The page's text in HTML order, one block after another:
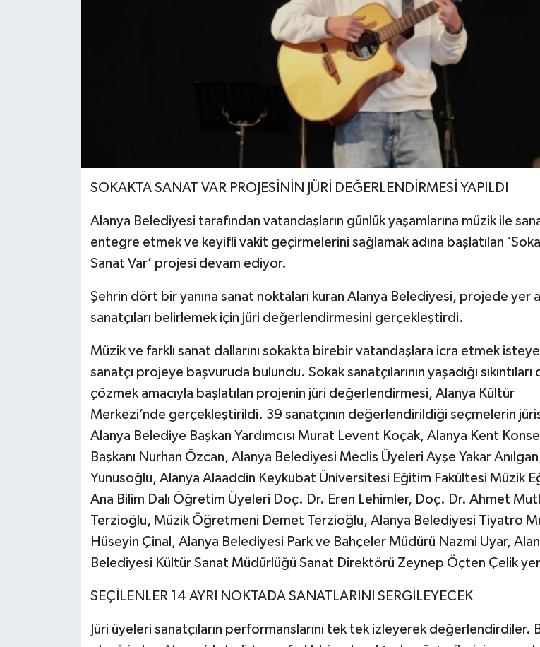
SOKAKTA SANAT VAR PROJESİNİN JÜRİ DEĞERLENDİRMESİ YAPILDI
Alanya Belediyesi tarafından vatandaşların günlük yaşamlarına müzik ile
entegre etmek ve keyifli vakit geçirmelerini sağlamak adına başlatılan
Sanat Var’ projesi devam ediyor.
Şehrin dört bir yanına sanat noktaları kuran Alanya Belediyesi, projede yer
sanatçıları belirlemek için jüri değerlendirmesini gerçekleştirdi.
Müzik ve farklı sanat dallarını sokakta birebir vatandaşlara icra etmek
sanatçı projeye başvuruda bulundu. Sokak sanatçılarının yaşadığı sıkıntıları
çözmek amacıyla başlatılan projenin jüri değerlendirmesi, Alanya Kültür
Merkezi’nde gerçekleştirildi. 39 sanatçının değerlendirildiği seçmelerin
Alanya Belediye Başkan Yardımcısı Murat Levent Koçak, Alanya Kent
Başkanı Nurhan Özcan, Alanya Belediyesi Meclis Üyeleri Ayşe Yakar
Yunusoğlu, Alanya Alaaddin Keykubat Üniversitesi Eğitim Fakültesi Müzik
Ana Bilim Dalı Öğretim Üyeleri Doç. Dr. Eren Lehimler, Doç. Dr. Ahmet
Terzioğlu, Müzik Öğretmeni Demet Terzioğlu, Alanya Belediyesi Tiyatro
Hüseyin Çinal, Alanya Belediyesi Park ve Bahçeler Müdürü Nazmi Uyar,
Belediyesi Kültür Sanat Müdürlüğü Sanat Direktörü Zeynep Öçten Çelik yer
SEÇİLENLER 14 AYRI NOKTADA SANATLARINI SERGİLEYECEK
Jüri üyeleri sanatçıların performanslarını tek tek izleyerek değerlendirdiler.